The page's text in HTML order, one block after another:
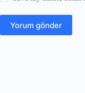
Yorum gönder